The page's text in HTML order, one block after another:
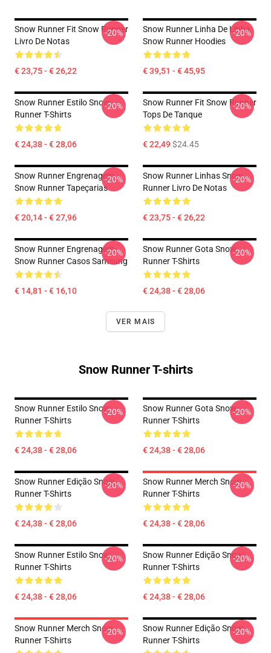
Snow Runner Fit Snow Runner
Livro De Notas
€ 23,75 - € 26,22
-20%
Snow Runner Linha De Linha
Snow Runner Hoodies
€ 39,51 - € 45,95
-20%
Snow Runner Estilo Snow
Runner T-Shirts
€ 24,38 - € 28,06
-20%
Snow Runner Fit Snow Runner
Tops De Tanque
€ 22,49$24.45
-20%
Snow Runner Engrenagem
Snow Runner Tapeçarias
€ 20,14 - € 27,96
-20%
Snow Runner Linhas Snow
Runner Livro De Notas
€ 23,75 - € 26,22
-20%
Snow Runner Engrenagem
Snow Runner Casos Samsung
€ 14,81 - € 16,10
-20%
Snow Runner Gota Snow
Runner T-Shirts
€ 24,38 - € 28,06
-20%
VER MAIS
Snow Runner T-shirts
Snow Runner Estilo Snow
Runner T-Shirts
€ 24,38 - € 28,06
-20%
Snow Runner Gota Snow
Runner T-Shirts
€ 24,38 - € 28,06
-20%
Snow Runner Edição Snow
Runner T-Shirts
€ 24,38 - € 28,06
-20%
Snow Runner Merch Snow
Runner T-Shirts
€ 24,38 - € 28,06
-20%
Snow Runner Estilo Snow
Runner T-Shirts
€ 24,38 - € 28,06
-20%
Snow Runner Edição Snow
Runner T-Shirts
€ 24,38 - € 28,06
-20%
Snow Runner Merch Snow
Runner T-Shirts
-20%
Snow Runner Edição Snow
Runner T-Shirts
-20%